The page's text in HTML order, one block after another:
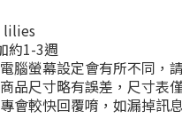
lilies
約1-3週
腦螢幕設定會有所不同，
品尺寸略有誤差，尺寸表
會較快回覆唷，如漏掉訊